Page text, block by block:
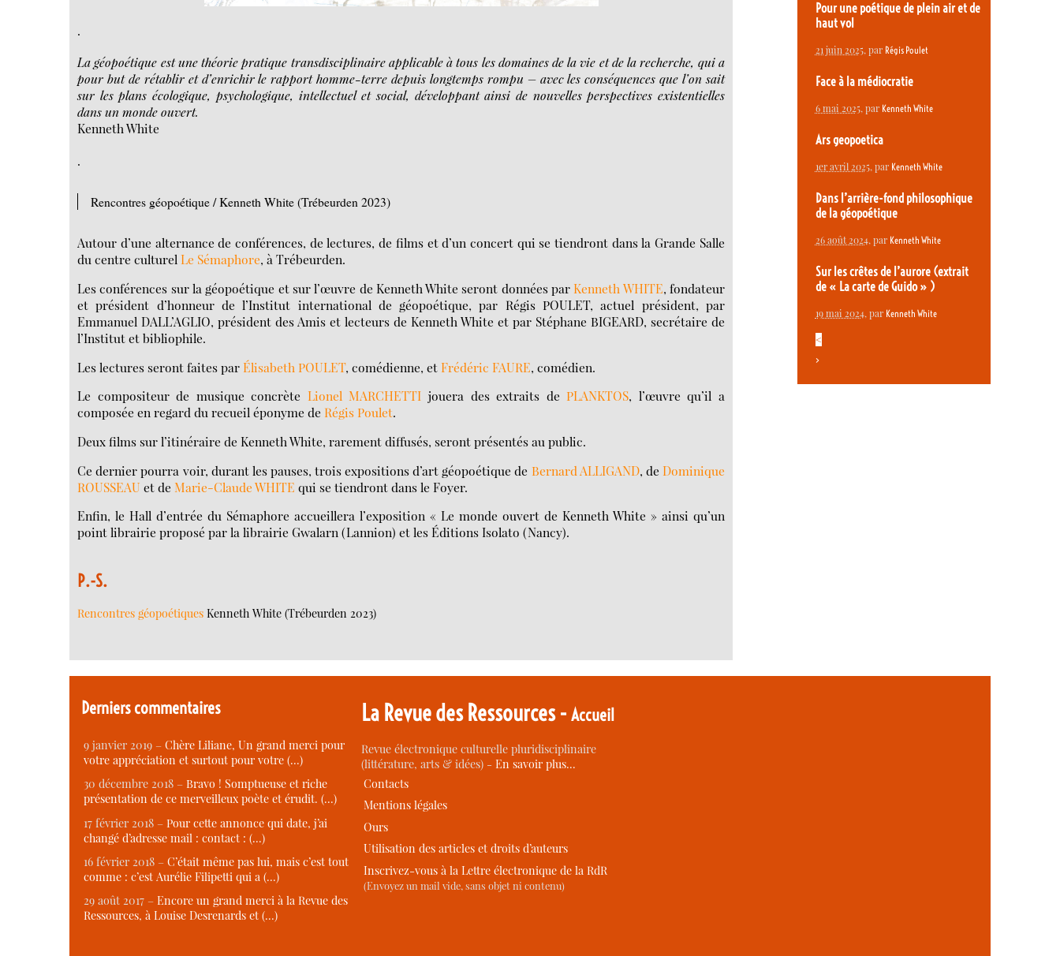
.
La géopoétique est une théorie pratique transdisciplinaire applicable à tous les domaines de la vie et de la recherche, qui a
pour but de rétablir et d’enrichir le rapport homme-terre depuis longtemps rompu – avec les conséquences que l’on sait
sur les plans écologique, psychologique, intellectuel et social, développant ainsi de nouvelles perspectives existentielles
dans un monde ouvert.
Kenneth White
.
Rencontres géopoétique / Kenneth White (Trébeurden 2023)
Autour d’une alternance de conférences, de lectures, de films et d’un concert qui se tiendront dans la Grande Salle
du centre culturelLe Sémaphore, à Trébeurden.
Les conférences sur la géopoétique et sur l’œuvre de Kenneth White seront données parKenneth WHITE, fondateur
et président d’honneur de l’Institut international de géopoétique, par Régis POULET, actuel président, par
Emmanuel DALL’AGLIO, président des Amis et lecteurs de Kenneth White et par Stéphane BIGEARD, secrétaire de
l’Institut et bibliophile.
Les lectures seront faites parÉlisabeth POULET, comédienne, etFrédéric FAURE, comédien.
Le compositeur de musique concrète Lionel MARCHETTI jouera des extraits dePLANKTOS, l’œuvre qu’il a
composée en regard du recueil éponyme deRégis Poulet.
Deux films sur l’itinéraire de Kenneth White, rarement diffusés, seront présentés au public.
Ce dernier pourra voir, durant les pauses, trois expositions d’art géopoétique de Bernard ALLIGAND, de Dominique
ROUSSEAU et deMarie-Claude WHITE qui se tiendront dans le Foyer.
Enfin, le Hall d’entrée du Sémaphore accueillera l’exposition « Le monde ouvert de Kenneth White » ainsi qu’un
point librairie proposé par la librairie Gwalarn (Lannion) et les Éditions Isolato (Nancy).
P.-S.
Rencontres géopoétiques Kenneth White (Trébeurden 2023)
Pour une poétique de plein air et de
haut vol
21 juin 2025, par Régis Poulet
Face à la médiocratie
6 mai 2025, par Kenneth White
Ars geopoetica
1er avril 2025, par Kenneth White
Dans l’arrière-fond philosophique
de la géopoétique
26 août 2024, par Kenneth White
Sur les crêtes de l’aurore (extrait
de « La carte de Guido » )
19 mai 2024, par Kenneth White
<
>
Derniers commentaires
9 janvier 2019 – Chère Liliane, Un grand merci pour
votre appréciation et surtout pour votre (…)
30 décembre 2018 – Bravo ! Somptueuse et riche
présentation de ce merveilleux poète et érudit. (…)
17 février 2018 – Pour cette annonce qui date, j’ai
changé d’adresse mail : contact : (…)
16 février 2018 – C’était même pas lui, mais c’est tout
comme : c’est Aurélie Filipetti qui a (…)
29 août 2017 – Encore un grand merci à la Revue des
Ressources, à Louise Desrenards et (…)
La Revue des Ressources -Accueil
Revue électronique culturelle pluridisciplinaire
(littérature, arts & idées) -En savoir plus…
Contacts
Mentions légales
Ours
Utilisation des articles et droits d’auteurs
Inscrivez-vous à la Lettre électronique de la RdR
(Envoyez un mail vide, sans objet ni contenu)